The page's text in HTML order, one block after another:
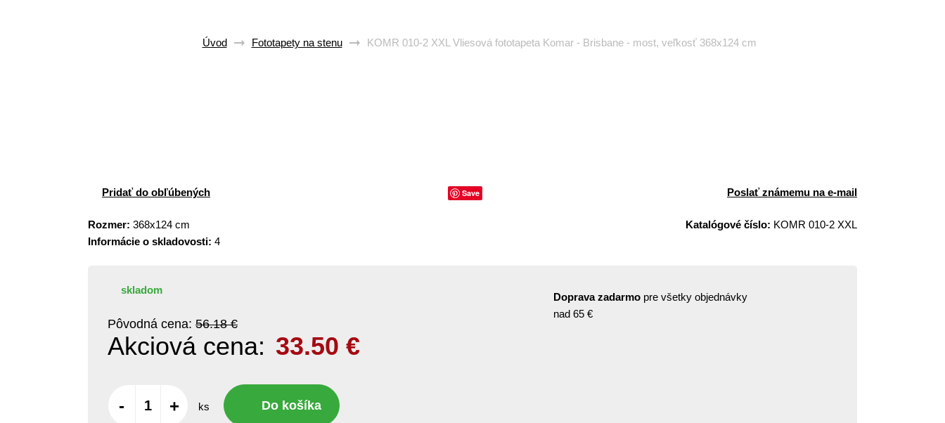
Úvod Fototapety na stenu KOMR 010-2 XXL Vliesová fototapeta Komar - Brisbane - most, veľkosť 368x124 cm
Pridať do obľúbených Save Poslať známemu na e-mail
Rozmer: 368x124 cm Katalógové číslo: KOMR 010-2 XXL
Informácie o skladovosti: 4
skladom
Pôvodná cena: 56.18 €
Akciová cena: 33.50 €
- + ks Do košíka
Doprava zadarmo pre všetky objednávky
nad 65 €